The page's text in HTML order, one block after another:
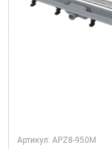
Артикул: APZ8-950M